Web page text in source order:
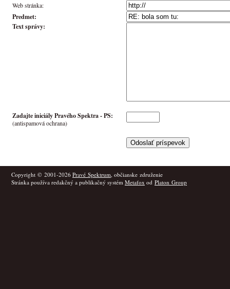
Web stránka:
Predmet:
Text správy:
Zadajte iniciály Pravého Spektra -PS:
(antispamová ochrana)
Copyright © 2001-2026 Pravé Spektrum, občianske združenie
Stránka používa redakčný a publikačný systém Metafox od Platon Group